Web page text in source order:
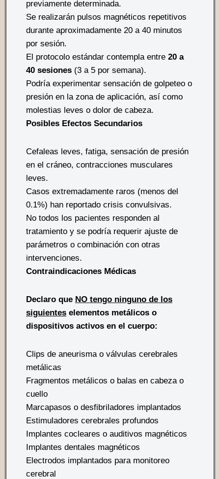
previamente determinada.
Se realizarán pulsos magnéticos repetitivos
durante aproximadamente 20 a 40 minutos
por sesión.
El protocolo estándar contempla entre 20 a
40 sesiones (3 a 5 por semana).
Podría experimentar sensación de golpeteo o
presión en la zona de aplicación, así como
molestias leves o dolor de cabeza.
Posibles Efectos Secundarios
Cefaleas leves, fatiga, sensación de presión
en el cráneo, contracciones musculares
leves.
Casos extremadamente raros (menos del
0.1%) han reportado crisis convulsivas.
No todos los pacientes responden al
tratamiento y se podría requerir ajuste de
parámetros o combinación con otras
intervenciones.
Contraindicaciones Médicas
Declaro que NO tengo ninguno de los
siguientes elementos metálicos o
dispositivos activos en el cuerpo:
Clips de aneurisma o válvulas cerebrales
metálicas
Fragmentos metálicos o balas en cabeza o
cuello
Marcapasos o desfibriladores implantados
Estimuladores cerebrales profundos
Implantes cocleares o auditivos magnéticos
Implantes dentales magnéticos
Electrodos implantados para monitoreo
cerebral